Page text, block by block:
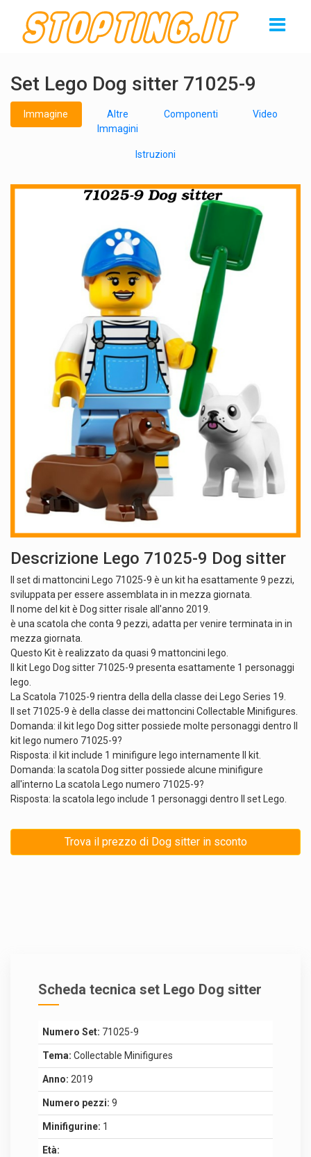
Set Lego Dog sitter 71025-9
Immagine
Altre
Immagini
Componenti Video
Istruzioni
Descrizione Lego 71025-9 Dog sitter
Il set di mattoncini Lego 71025-9 è un kit ha esattamente 9 pezzi,
sviluppata per essere assemblata in in mezza giornata.
Il nome del kit è Dog sitter risale all'anno 2019.
è una scatola che conta 9 pezzi, adatta per venire terminata in in
mezza giornata.
Questo Kit è realizzato da quasi 9 mattoncini lego.
Il kit Lego Dog sitter 71025-9 presenta esattamente 1 personaggi
lego.
La Scatola 71025-9 rientra della della classe dei Lego Series 19.
Il set 71025-9 è della classe dei mattoncini Collectable Minifigures.
Domanda: il kit lego Dog sitter possiede molte personaggi dentro Il
kit lego numero 71025-9?
Risposta: il kit include 1 minifigure lego internamente Il kit.
Domanda: la scatola Dog sitter possiede alcune minifigure
all'interno La scatola Lego numero 71025-9?
Risposta: la scatola lego include 1 personaggi dentro Il set Lego.
Trova il prezzo di Dog sitter in sconto
Scheda tecnica set Lego Dog sitter
Numero Set: 71025-9
Tema: Collectable Minifigures
Anno: 2019
Numero pezzi: 9
Minifigurine: 1
Età: